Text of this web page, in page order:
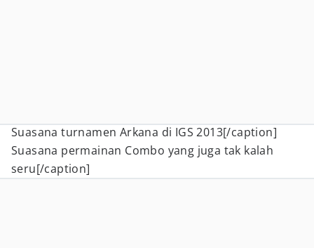
Suasana turnamen Arkana di IGS 2013[/caption]
Suasana permainan Combo yang juga tak kalah
seru[/caption]